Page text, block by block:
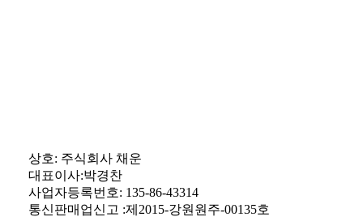
상호: 주식회사 채운
대표이사:박경찬
사업자등록번호: 135-86-43314
통신판매업신고 :제2015-강원원주-00135호